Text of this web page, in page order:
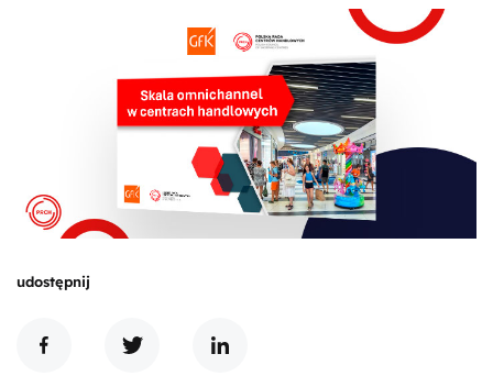
udostępnij